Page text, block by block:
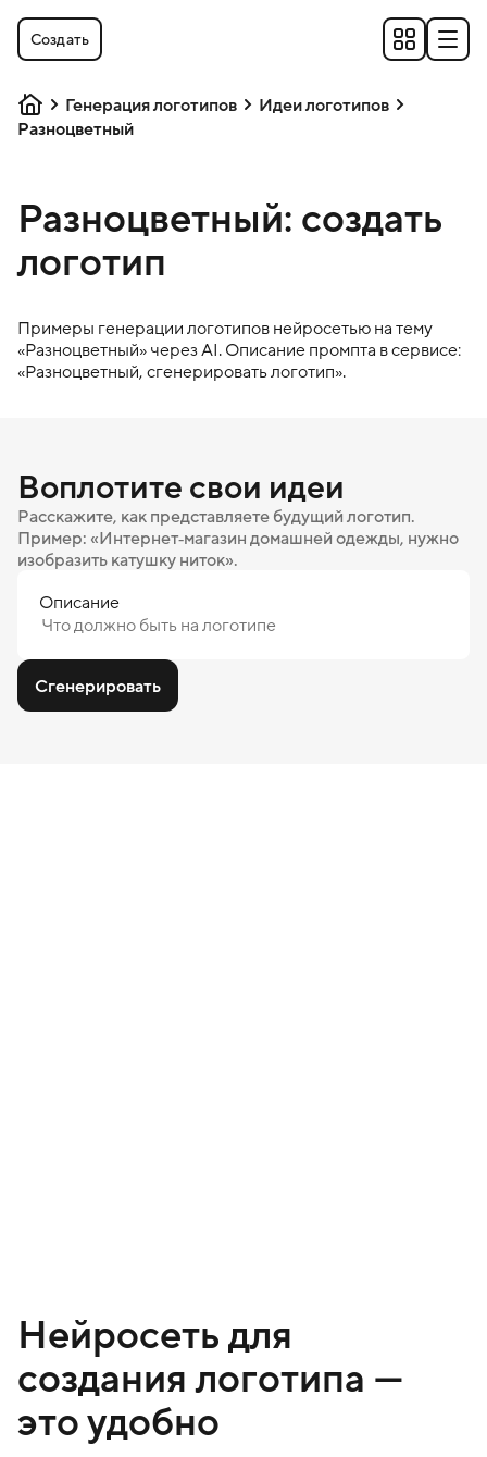
Создать
Генерация логотипов
Идеи логотипов
Разноцветный
Разноцветный: создать
логотип
Примеры генерации логотипов нейросетью на тему
«Разноцветный» через AI. Описание промпта в сервисе:
«Разноцветный, сгенерировать логотип».
Воплотите свои идеи
Расскажите, как представляете будущий логотип.
Пример: «Интернет‑магазин домашней одежды, нужно
изобразить катушку ниток».
Описание
Сгенерировать
Нейросеть для
создания логотипа —
это удобно